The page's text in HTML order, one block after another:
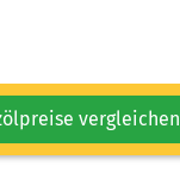
vergleichen